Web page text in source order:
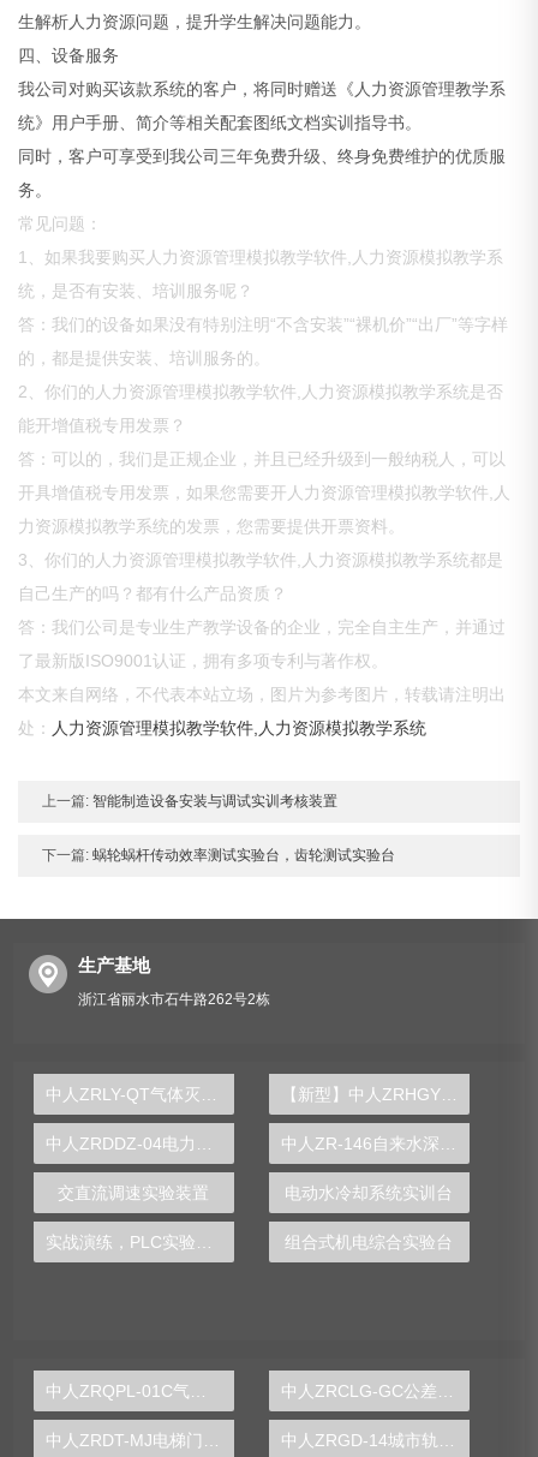
生解析人力资源问题，提升学生解决问题能力。
四、设备服务
我公司对购买该款系统的客户，将同时赠送《人力资源管理教学系
统》用户手册、简介等相关配套图纸文档实训指导书。
同时，客户可享受到我公司三年免费升级、终身免费维护的优质服
务。
常见问题：
1、如果我要购买人力资源管理模拟教学软件,人力资源模拟教学系
统，是否有安装、培训服务呢？
答：我们的设备如果没有特别注明“不含安装”“裸机价”“出厂”等字样
的，都是提供安装、培训服务的。
2、你们的人力资源管理模拟教学软件,人力资源模拟教学系统是否
能开增值税专用发票？
答：可以的，我们是正规企业，并且已经升级到一般纳税人，可以
开具增值税专用发票，如果您需要开人力资源管理模拟教学软件,人
力资源模拟教学系统的发票，您需要提供开票资料。
3、你们的人力资源管理模拟教学软件,人力资源模拟教学系统都是
自己生产的吗？都有什么产品资质？
答：我们公司是专业生产教学设备的企业，完全自主生产，并通过
了最新版ISO9001认证，拥有多项专利与著作权。
本文来自网络，不代表本站立场，图片为参考图片，转载请注明出
处： 人力资源管理模拟教学软件,人力资源模拟教学系统
上一篇: 智能制造设备安装与调试实训考核装置
下一篇: 蜗轮蜗杆传动效率测试实验台，齿轮测试实验台
生产基地
浙江省丽水市石牛路262号2栋
【新型】中人ZRHGYL-20流量计校核实验装置
交直流调速实验装置 电动水冷却系统实训台
组合式机电综合实验台